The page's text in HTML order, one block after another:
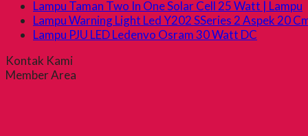
Lampu Taman Two In One Solar Cell 25 Watt | Lampu
Lampu Warning Light Led Y202 SSeries 2 Aspek 20
Lampu PJU LED Ledenvo Osram 30 Watt DC
Kontak Kami
Member Area